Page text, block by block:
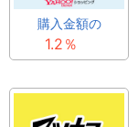
購入金額の
1.2％